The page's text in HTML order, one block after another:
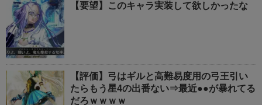
【要望】このキャラ実装して欲しかったな
【評価】弓はギルと高難易度用の弓王引い
たらもう星4の出番ない⇒最近●●が暴れてる
だろｗｗｗｗ